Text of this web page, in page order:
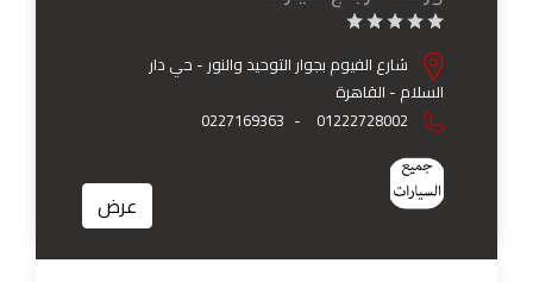
شارع الفيوم بجوار التوحيد والنور - حي دار
السلام - القاهرة
01222728002
-
0227169363
عرض